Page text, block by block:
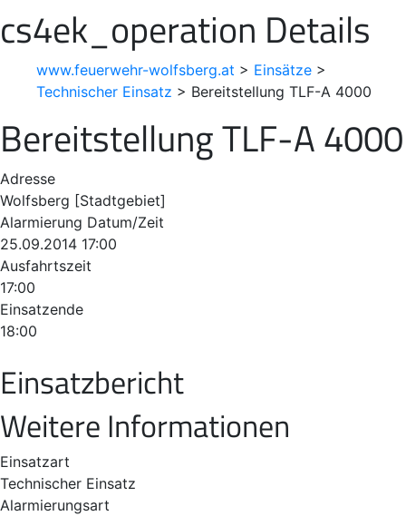
cs4ek_operation Details
www.feuerwehr-wolfsberg.at > Einsätze >
Technischer Einsatz > Bereitstellung TLF-A 4000
Bereitstellung TLF-A 4000
Adresse
Wolfsberg [Stadtgebiet]
Alarmierung Datum/Zeit
25.09.2014 17:00
Ausfahrtszeit
17:00
Einsatzende
18:00
Einsatzbericht
Weitere Informationen
Einsatzart
Technischer Einsatz
Alarmierungsart